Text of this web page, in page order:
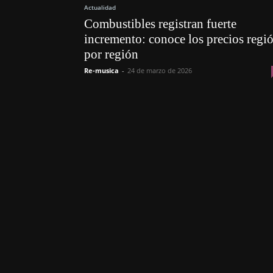
Actualidad
Combustibles registran fuerte
incremento: conoce los precios
por región
Re-musica - 24 de marzo de 2026